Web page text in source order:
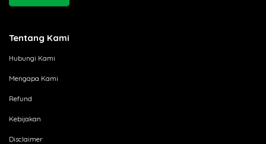
Tentang Kami
Hubungi Kami
Mengapa Kami
Refund
Kebijakan
Disclaimer